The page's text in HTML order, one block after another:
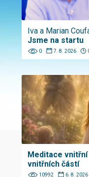
Iva a Marian
Jsme na startu
0 7. 8. 2026
Meditace
vnitřních částí
10992 6. 8. 2026